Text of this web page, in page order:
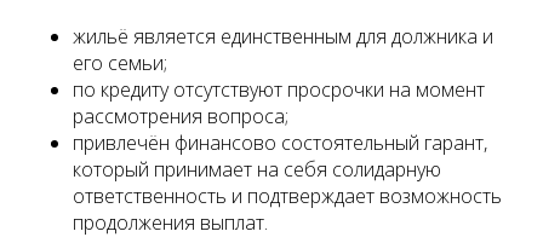
жильё является единственным для должника и
его семьи;
по кредиту отсутствуют просрочки на момент
рассмотрения вопроса;
привлечён финансово состоятельный гарант,
который принимает на себя солидарную
ответственность и подтверждает возможность
продолжения выплат.